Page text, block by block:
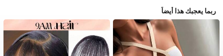
ربما يعجبك هذا أيضاً